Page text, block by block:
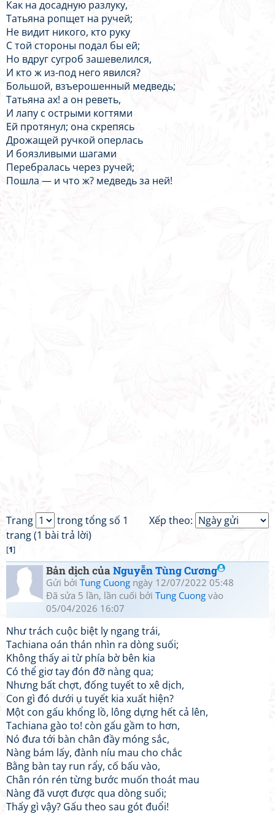
Как на досадную разлуку,
Татьяна ропщет на ручей;
Не видит никого, кто руку
С той стороны подал бы ей;
Но вдруг сугроб зашевелился,
И кто ж из-под него явился?
Большой, взъерошенный медведь;
Татьяна ах! а он реветь,
И лапу с острыми когтями
Ей протянул; она скрепясь
Дрожащей ручкой оперлась
И боязливыми шагами
Перебралась через ручей;
Пошла — и что ж? медведь за ней!
Xếp theo:
Trang
trong tổng số 1
trang (1 bài trả lời)
[1]
Bản dịch củaNguyễn Tùng Cương
Gửi bởi Tung Cuong ngày 12/07/2022 05:48
Đã sửa 5 lần, lần cuối bởi Tung Cuong vào
05/04/2026 16:07
Như trách cuộc biệt ly ngang trái,
Tachiana oán thán nhìn ra dòng suối;
Không thấy ai từ phía bờ bên kia
Có thể giơ tay đón đỡ nàng qua;
Nhưng bất chợt, đống tuyết to xê dịch,
Con gì đó dưới ụ tuyết kia xuất hiện?
Một con gấu khổng lồ, lông dựng hết cả lên,
Tachiana gào to! còn gấu gầm to hơn,
Nó đưa tới bàn chân đầy móng sắc,
Nàng bám lấy, đành níu mau cho chắc
Bằng bàn tay run rẩy, cố bấu vào,
Chân rón rén từng bước muốn thoát mau
Nàng đã vượt được qua dòng suối;
Thấy gì vậy? Gấu theo sau gót đuổi!